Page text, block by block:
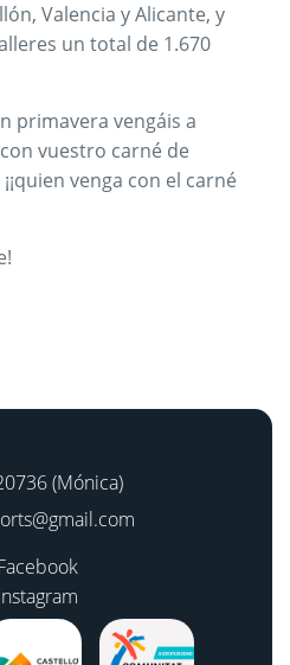
Valencia y Alicante, y
un total de 1.670
primavera vengáis a
vuestro carné de
venga con el carné
(Mónica)